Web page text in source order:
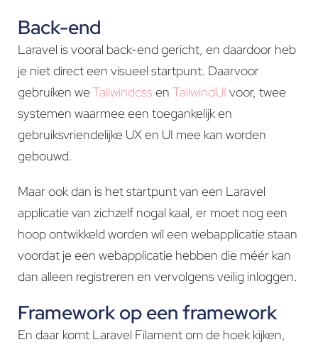
Back-end
Laravel is vooral back-end gericht, en daardoor heb
je niet direct een visueel startpunt. Daarvoor
gebruiken weTailwindcssen TailwindUI voor, twee
systemen waarmee een toegankelijk en
gebruiksvriendelijke UX en UI mee kan worden
gebouwd.
Maar ook dan is het startpunt van een Laravel
applicatie van zichzelf nogal kaal, er moet nog een
hoop ontwikkeld worden wil een webapplicatie staan
voordat je een webapplicatie hebben die méér kan
dan alleen registreren en vervolgens veilig inloggen.
Framework op een framework
En daar komt Laravel Filament om de hoek kijken,